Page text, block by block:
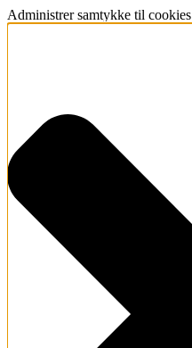
Administrer samtykke til cookies